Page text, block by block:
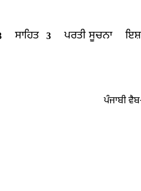
ਸਾਹਿਤ ਪਰਤੀ ਸੂਚਨਾ